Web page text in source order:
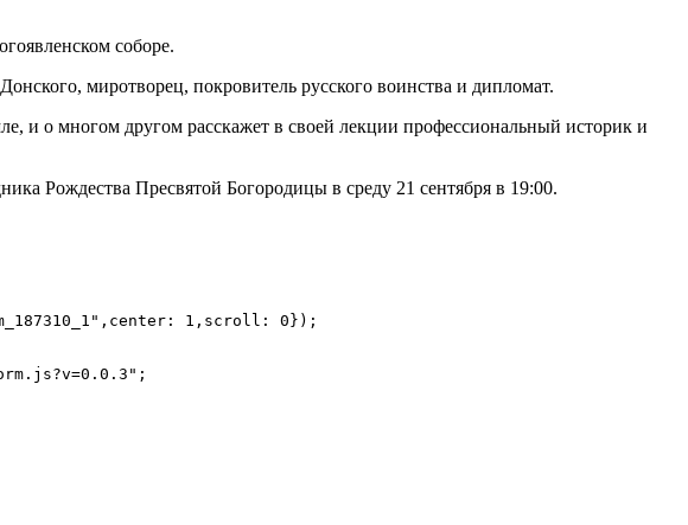
соборе.
миротворец, покровитель русского воинства и дипломат.
и о многом другом расскажет в своей лекции профессиональный историк и
Рождества Пресвятой Богородицы в среду 21 сентября в 19:00.
1,scroll: 0});